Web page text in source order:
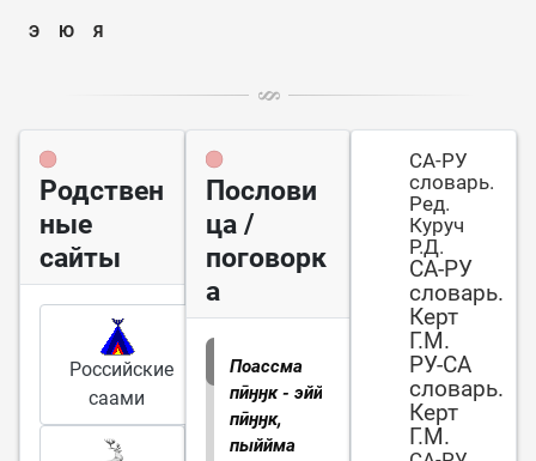
Э Ю Я
Родствен
ные
сайты
Российские
саами
Послови
ца /
поговорк
а
Поассма
пӣӈӈк - эйй
пӣӈӈк,
пыййма
СА-РУ
словарь.
Ред.
Куруч
Р.Д.
СА-РУ
словарь.
Керт
Г.М.
РУ-СА
словарь.
Керт
Г.М.